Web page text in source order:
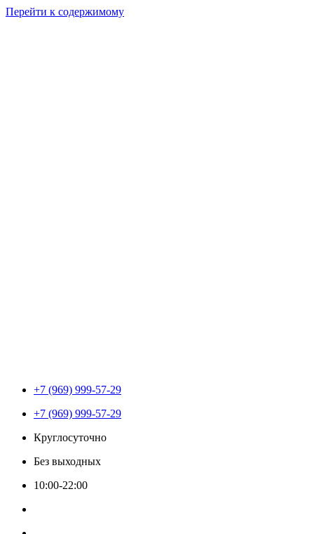
Перейти к содержимому
+7 (969) 999-57-29
+7 (969) 999-57-29
Круглосуточно
Без выходных
10:00-22:00